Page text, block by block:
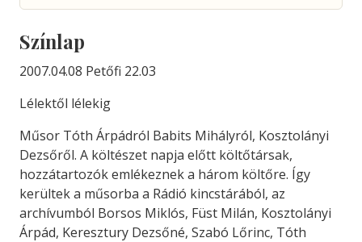
Színlap
2007.04.08 Petőfi 22.03
Lélektől lélekig
Műsor Tóth Árpádról Babits Mihályról, Kosztolányi
Dezsőről. A költészet napja előtt költőtársak,
hozzátartozók emlékeznek a három költőre. Így
kerültek a műsorba a Rádió kincstárából, az
archívumból Borsos Miklós, Füst Milán, Kosztolányi
Árpád, Keresztury Dezsőné, Szabó Lőrinc, Tóth